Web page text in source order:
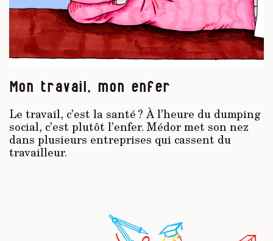
Mon travail, mon enfer
Le travail, c’est la santé ? À l’heure du dumping
social, c’est plutôt l’enfer. Médor met son nez
dans plusieurs entreprises qui cassent du
travailleur.